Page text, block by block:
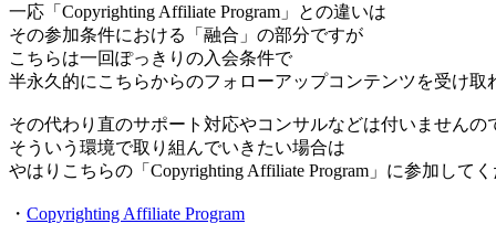
一応「Copyrighting Affiliate Program」との違いは
その参加条件における「融合」の部分ですが
こちらは一回ぽっきりの入会条件で
半永久的にこちらからのフォローアップコンテンツを受け取
その代わり直のサポート対応やコンサルなどは付いませんの
そういう環境で取り組んでいきたい場合は
やはりこちらの「Copyrighting Affiliate Program」に参加してく
・ Copyrighting Affiliate Program